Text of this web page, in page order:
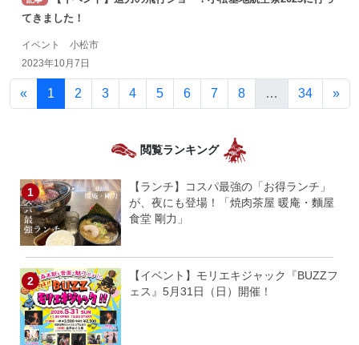
てきました！
イベント 小松市
2023年10月7日
« 1 2 3 4 5 6 7 8 … 34 »
閲覧ランキング
【ランチ】コスパ最強の「お得ランチ」
が、夜にも登場！「焼肉茶屋 暖庵・麵屋
食堂 剛力」
【イベント】モリエキジャック『BUZZフ
ェス』5月31日（日）開催！